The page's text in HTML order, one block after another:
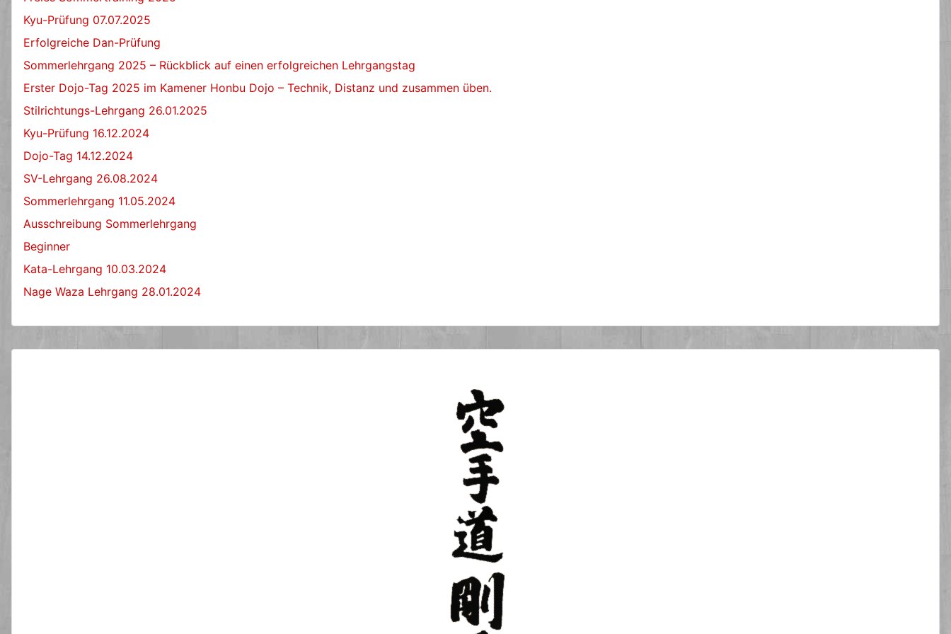
Kyu-Prüfung 07.07.2025
Erfolgreiche Dan-Prüfung
Sommerlehrgang 2025 – Rückblick auf einen erfolgreichen Lehrgangstag
Erster Dojo-Tag 2025 im Kamener Honbu Dojo – Technik, Distanz und zusammen üben.
Stilrichtungs-Lehrgang 26.01.2025
Kyu-Prüfung 16.12.2024
Dojo-Tag 14.12.2024
SV-Lehrgang 26.08.2024
Sommerlehrgang 11.05.2024
Ausschreibung Sommerlehrgang
Beginner
Kata-Lehrgang 10.03.2024
Nage Waza Lehrgang 28.01.2024